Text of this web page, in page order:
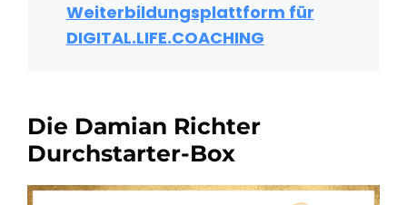
Weiterbildungsplattform für
DIGITAL.LIFE.COACHING
Die Damian Richter
Durchstarter-Box